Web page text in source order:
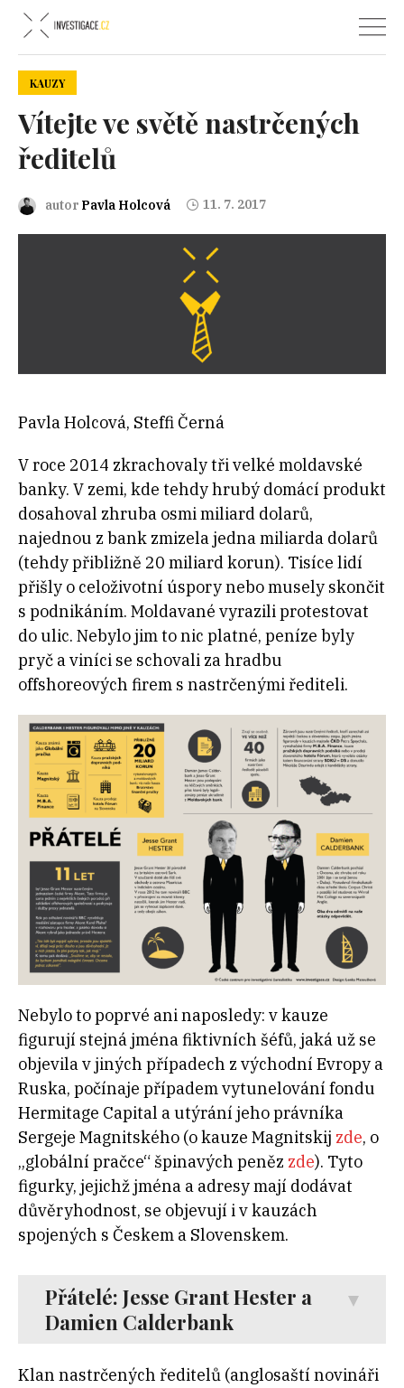
KAUZY
Vítejte ve světě nastrčených
ředitelů
autor Pavla Holcová 11. 7. 2017
Pavla Holcová, Steffi Černá
V roce 2014 zkrachovaly tři velké moldavské
banky. V zemi, kde tehdy hrubý domácí produkt
dosahoval zhruba osmi miliard dolarů,
najednou z bank zmizela jedna miliarda dolarů
(tehdy přibližně 20 miliard korun). Tisíce lidí
přišly o celoživotní úspory nebo musely skončit
s podnikáním. Moldavané vyrazili protestovat
do ulic. Nebylo jim to nic platné, peníze byly
pryč a viníci se schovali za hradbu
offshoreových firem s nastrčenými řediteli.
Nebylo to poprvé ani naposledy: v kauze
figurují stejná jména fiktivních šéfů, jaká už se
objevila v jiných případech z východní Evropy a
Ruska, počínaje případem vytunelování fondu
Hermitage Capital a utýrání jeho právníka
Sergeje Magnitského (o kauze Magnitskij zde, o
„globální pračce“ špinavých peněz zde). Tyto
figurky, jejichž jména a adresy mají dodávat
důvěryhodnost, se objevují i v kauzách
spojených s Českem a Slovenskem.
Přátelé: Jesse Grant Hester a
Damien Calderbank
Klan nastrčených ředitelů (anglosaští novináři